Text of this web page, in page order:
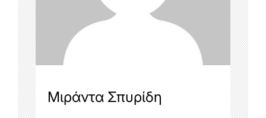
Μιράντα Σπυρίδη